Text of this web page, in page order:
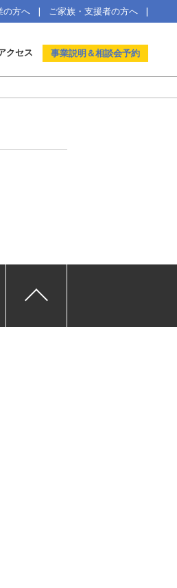
の方へ ご家族・支援者の方へ
クセス 事業説明＆相談会予約